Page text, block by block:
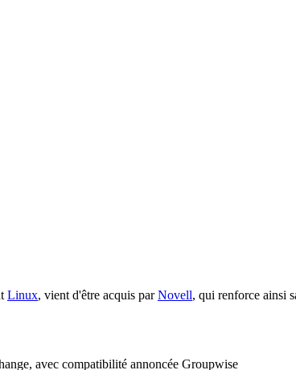
Linux, vient d'être acquis parNovell, qui renforce ainsi
avec compatibilité annoncée Groupwise